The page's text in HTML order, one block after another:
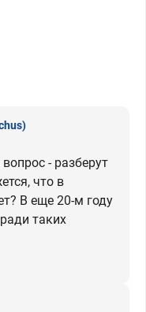
- разберут
что в
В еще 20-м году
таких